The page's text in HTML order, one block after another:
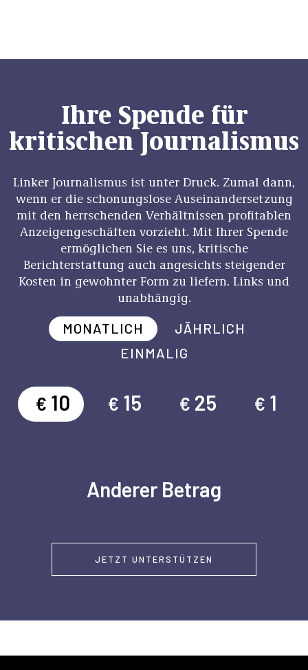
Ihre Spende für
kritischen Journalismus
Linker Journalismus ist unter Druck. Zumal dann,
wenn er die schonungslose Auseinandersetzung
mit den herrschenden Verhältnissen profitablen
Anzeigengeschäften vorzieht. Mit Ihrer Spende
ermöglichen Sie es uns, kritische
Berichterstattung auch angesichts steigender
Kosten in gewohnter Form zu liefern. Links und
unabhängig.
MONATLICH
JÄHRLICH
EINMALIG
€ 10 € 15 € 25 € 1
Anderer Betrag
JETZT UNTERSTÜTZEN